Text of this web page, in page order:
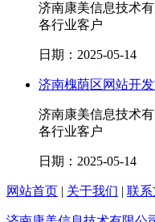
济南康美信息技术
各行业客户
日期：2025-05-14
济南槐荫区网站开
济南康美信息技术
各行业客户
日期：2025-05-14
网站首页 | 关于我们 | 联